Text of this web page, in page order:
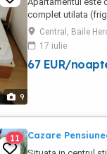
9
complet utilata
cuptor cu
>Doua dormitoare
tv,wi-fi,aer-
maxima de
Central, Baile
17 iulie
67 EUR/
11 Cazare